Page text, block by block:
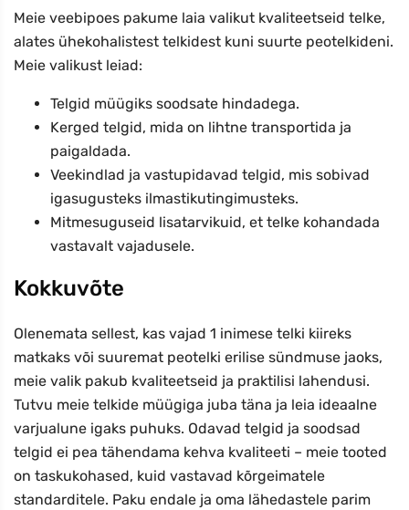
Meie veebipoes pakume laia valikut kvaliteetseid telke,
alates ühekohalistest telkidest kuni suurte peotelkideni.
Meie valikust leiad:
Telgid müügiks soodsate hindadega.
Kerged telgid, mida on lihtne transportida ja
paigaldada.
Veekindlad ja vastupidavad telgid, mis sobivad
igasugusteks ilmastikutingimusteks.
Mitmesuguseid lisatarvikuid, et telke kohandada
vastavalt vajadusele.
Kokkuvõte
Olenemata sellest, kas vajad 1 inimese telki kiireks
matkaks või suuremat peotelki erilise sündmuse jaoks,
meie valik pakub kvaliteetseid ja praktilisi lahendusi.
Tutvu meie telkide müügiga juba täna ja leia ideaalne
varjualune igaks puhuks. Odavad telgid ja soodsad
telgid ei pea tähendama kehva kvaliteeti – meie tooted
on taskukohased, kuid vastavad kõrgeimatele
standarditele. Paku endale ja oma lähedastele parim